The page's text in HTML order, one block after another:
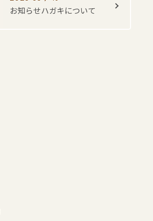
お知らせハガキについて